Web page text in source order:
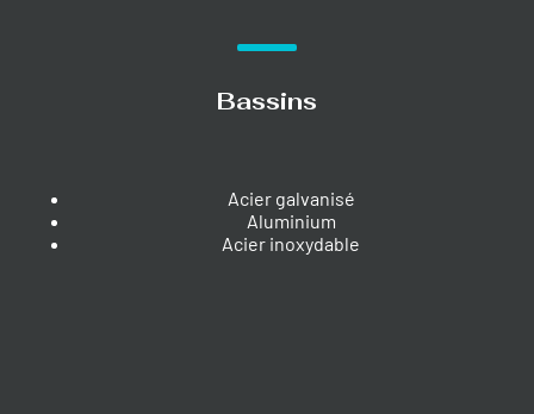
Bassins
Acier galvanisé
Aluminium
Acier inoxydable